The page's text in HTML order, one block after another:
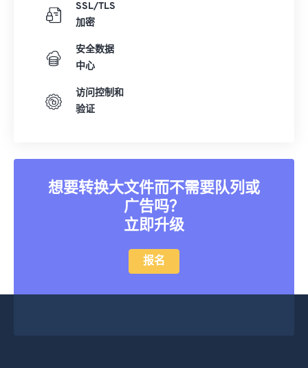
SSL/TLS
加密
安全数据
中心
访问控制和
验证
想要转换大文件而不需要队列或
广告吗？
立即升级
报名